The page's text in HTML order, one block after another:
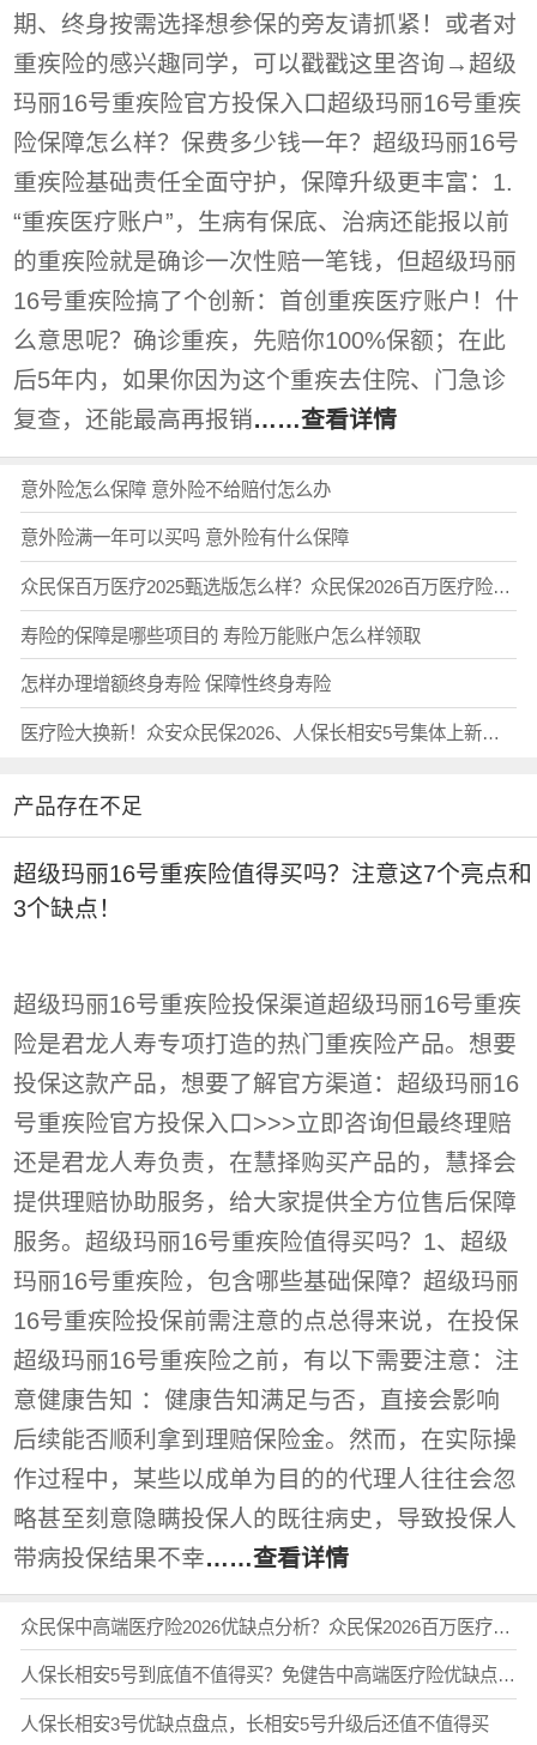
期、终身按需选择想参保的旁友请抓紧！或者对
重疾险的感兴趣同学，可以戳戳这里咨询→超级
玛丽16号重疾险官方投保入口超级玛丽16号重疾
险保障怎么样？保费多少钱一年？超级玛丽16号
重疾险基础责任全面守护，保障升级更丰富：1.
“重疾医疗账户”，生病有保底、治病还能报以前
的重疾险就是确诊一次性赔一笔钱，但超级玛丽
16号重疾险搞了个创新：首创重疾医疗账户！什
么意思呢？确诊重疾，先赔你100%保额；在此
后5年内，如果你因为这个重疾去住院、门急诊
复查，还能最高再报销……查看详情
意外险怎么保障 意外险不给赔付怎么办
意外险满一年可以买吗 意外险有什么保障
众民保百万医疗2025甄选版怎么样？众民保2026百万医疗险臻选版保障测评
寿险的保障是哪些项目的 寿险万能账户怎么样领取
怎样办理增额终身寿险 保障性终身寿险
医疗险大换新！众安众民保2026、人保长相安5号集体上新，投保入口在哪里？对比蓝医保、金医保3号，哪款保障好？怎么选？
产品存在不足
超级玛丽16号重疾险值得买吗？注意这7个亮点和
3个缺点！
超级玛丽16号重疾险投保渠道超级玛丽16号重疾
险是君龙人寿专项打造的热门重疾险产品。想要
投保这款产品，想要了解官方渠道：超级玛丽16
号重疾险官方投保入口>>>立即咨询但最终理赔
还是君龙人寿负责，在慧择购买产品的，慧择会
提供理赔协助服务，给大家提供全方位售后保障
服务。超级玛丽16号重疾险值得买吗？1、超级
玛丽16号重疾险，包含哪些基础保障？超级玛丽
16号重疾险投保前需注意的点总得来说，在投保
超级玛丽16号重疾险之前，有以下需要注意：注
意健康告知 ：健康告知满足与否，直接会影响
后续能否顺利拿到理赔保险金。然而，在实际操
作过程中，某些以成单为目的的代理人往往会忽
略甚至刻意隐瞒投保人的既往病史，导致投保人
带病投保结果不幸……查看详情
众民保中高端医疗险2026优缺点分析？众民保2026百万医疗险也有这些缺点
人保长相安5号到底值不值得买？免健告中高端医疗险优缺点全梳理
人保长相安3号优缺点盘点，长相安5号升级后还值不值得买